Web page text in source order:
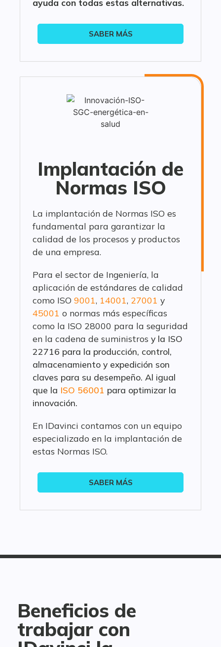
ayuda con todas estas alternativas.
SABER MÁS
Implantación de
Normas ISO
La implantación de Normas ISO es
fundamental para garantizar la
calidad de los procesos y productos
de una empresa.
Para el sector de Ingeniería, la
aplicación de estándares de calidad
como ISO 9001, 14001, 27001 y
45001 o normas más específicas
como la ISO 28000 para la seguridad
en la cadena de suministros y la ISO
22716 para la producción, control,
almacenamiento y expedición son
claves para su desempeño. Al igual
que la ISO 56001 para optimizar la
innovación.
En IDavinci contamos con un equipo
especializado en la implantación de
estas Normas ISO.
SABER MÁS
Beneficios de
trabajar con